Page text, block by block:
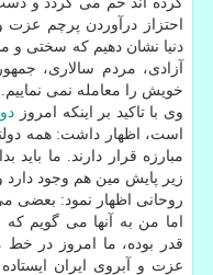
احتزاز درآوردن پرچم
دنیا نشان دهیم كه سختی و
آزادی، مردم سالاری،
خویش را معامله نمی نماییم.
وی با تاكید بر اینكه امروز
است، اظهار داشت: همه
مبارزه قرار دارند. ما
زیر پایش مین هم وجود دارد و
روحانی اظهار نمود: بعضی
قدر بوده، ما امروز در
عزت و آبروی ایران